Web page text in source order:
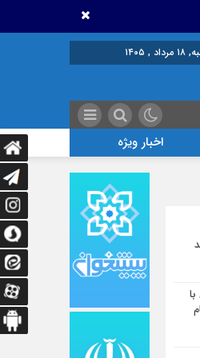
۱۴۰۵
اخبار ویژه
با موضوع خونخواهی و انتقام خون قائد